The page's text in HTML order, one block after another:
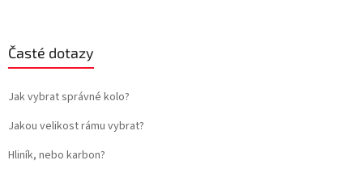
Časté dotazy
Jak vybrat správné kolo?
Jakou velikost rámu vybrat?
Hliník, nebo karbon?